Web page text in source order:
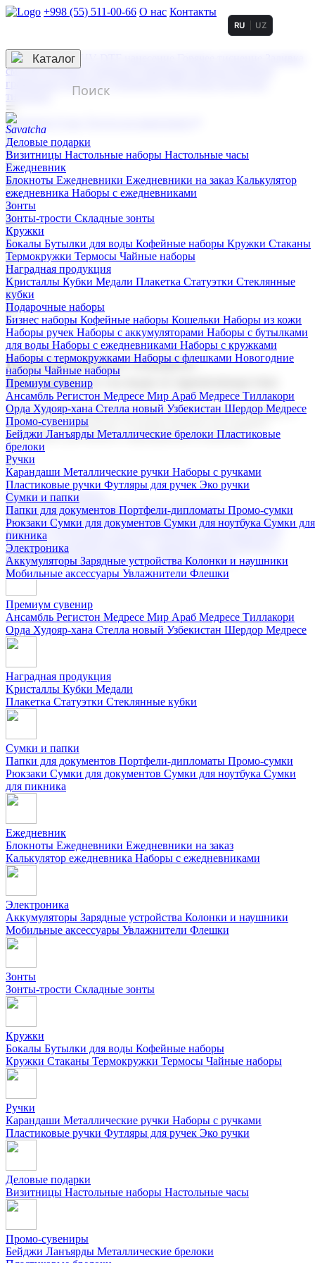
+998 (55) 511-00-66 О нас Контакты
3D гравировка
смолой (Doming)
гравировка твердая
тиснение
RU UZ
☰
Контакты
Каталог
Деловые подарки
Визитницы Настольные наборы Настольные часы
Ежедневник
Блокноты Ежедневники Ежедневники на заказ Калькулятор
ежедневника Наборы с ежедневниками
Зонты
Зонты-трости Складные зонты
Кружки
Бокалы Бутылки для воды Кофейные наборы Кружки Стаканы
Термокружки Термосы Чайные наборы
Наградная продукция
Kристаллы Кубки Медали Плакетка Статуэтки Стеклянные
кубки
Подарочные наборы
Бизнес наборы Кофейные наборы Кошельки Наборы из кожи
Наборы ручек Наборы с аккумуляторами Наборы с бутылками
для воды Наборы с ежедневниками Наборы с кружками
Наборы с термокружками Наборы с флешками Новогодние
наборы Чайные наборы
Премиум сувенир
Ансамбль Регистон Медресе Мир Араб Медресе Тиллакори
Орда Худояр-хана Стелла новый Узбекистан Шердор Медресе
Промо-сувениры
Бейджи Ланъярды Металлические брелоки Пластиковые
брелоки
Ручки
Карандаши Металлические ручки Наборы с ручками
Пластиковые ручки Футляры для ручек Эко ручки
Сумки и папки
Папки для документов Портфели-дипломаты Промо-сумки
Рюкзаки Сумки для документов Сумки для ноутбука Сумки для
пикника
Электроника
Аккумуляторы Зарядные устройства Колонки и наушники
Мобильные аксессуары Увлажнители Флешки
Корпоративные подарки
Поставка со склада и производство
Мы предлагаем широкий выбор корпоративных подарков и
сувениров с логотипом. В нашем каталоге вы найдете
продукцию для бизнеса, мероприятия и клиентов.
Подарочные наборы
Бизнес наборыКофейные наборы Кошельки
Наборы из кожиНаборы ручекНаборы с аккумуляторами
Наборы с бутылками для воды
Наборы с ежедневниками
Наборы с кружками
флешкамиНовогодние наборыЧайные наборы
Премиум сувенир
Ансамбль Регистон Медресе Мир Араб Медресе Тиллакори
Орда Худояр-хана Стелла новый Узбекистан Шердор Медресе
Наградная продукция
Kристаллы Кубки Медали
Плакетка Статуэтки Стеклянные кубки
Сумки и папки
Папки для документов Портфели-дипломаты Промо-сумки
Рюкзаки Сумки для документов Сумки для ноутбука Сумки
для пикника
Ежедневник
Блокноты Ежедневники Ежедневники на заказ
Калькулятор ежедневника Наборы с ежедневниками
Электроника
Аккумуляторы Зарядные устройства Колонки и наушники
Мобильные аксессуары Увлажнители Флешки
Зонты
Зонты-трости Складные зонты
Кружки
Бокалы Бутылки для воды Кофейные наборы
Кружки Стаканы Термокружки Термосы Чайные наборы
Ручки
Карандаши Металлические ручки Наборы с ручками
Пластиковые ручки Футляры для ручек Эко ручки
Деловые подарки
Визитницы Настольные наборы Настольные часы
Промо-сувениры
Бейджи Ланъярды Металлические брелоки